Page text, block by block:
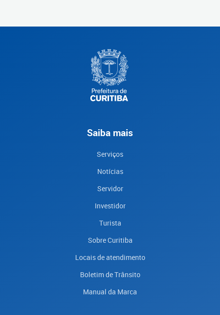
Saiba mais
Serviços
Notícias
Servidor
Investidor
Turista
Sobre Curitiba
Locais de atendimento
Boletim de Trânsito
Manual da Marca